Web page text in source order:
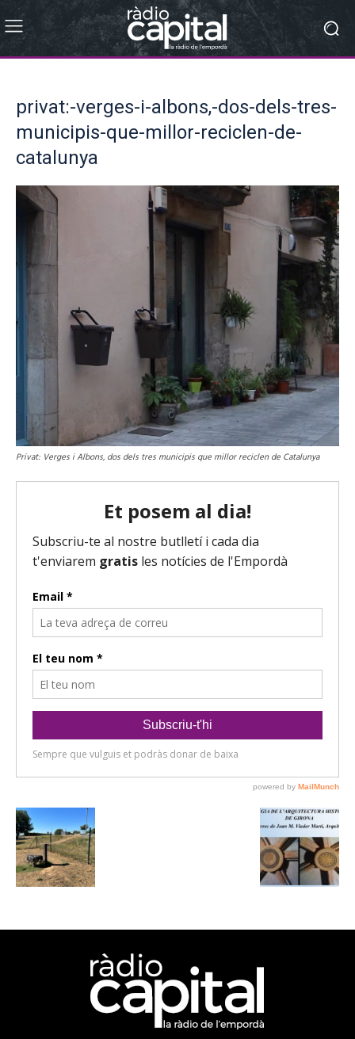
privat:-verges-i-albons,-dos-dels-tres-
municipis-que-millor-reciclen-de-
catalunya
Privat: Verges i Albons, dos dels tres municipis que millor reciclen de Catalunya